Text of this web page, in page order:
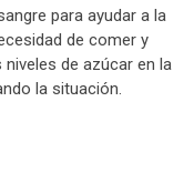
para ayudar a la
de comer y
de azúcar en la
la situación.